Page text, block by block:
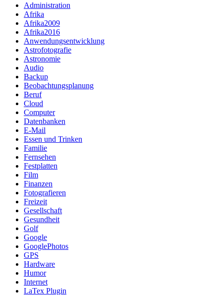
Administration
Afrika
Afrika2009
Afrika2016
Anwendungsentwicklung
Astrofotografie
Astronomie
Audio
Backup
Beobachtungsplanung
Beruf
Cloud
Computer
Datenbanken
E-Mail
Essen und Trinken
Familie
Fernsehen
Festplatten
Film
Finanzen
Fotografieren
Freizeit
Gesellschaft
Gesundheit
Golf
Google
GooglePhotos
GPS
Hardware
Humor
Internet
LaTex Plugin